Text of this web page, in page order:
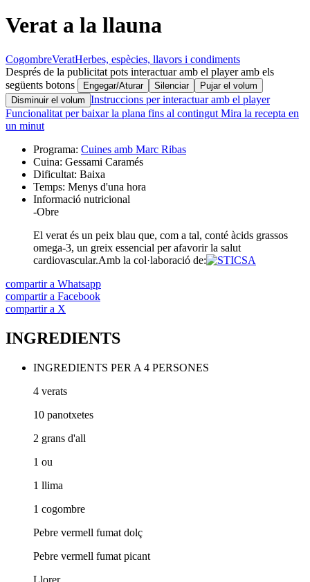
Verat a la llauna
CogombreVeratHerbes, espècies, llavors i condiments
Després de la publicitat pots interactuar amb el player amb els
següents botons
Engegar/Aturar Silenciar
Pujar el volum
Disminuir el volum Instruccions per interactuar amb el player
Funcionalitat per baixar la plana fins al contingut Mira la recepta en
un minut
Programa: Cuines amb Marc Ribas
Cuina: Gessami Caramés
Dificultat: Baixa
Temps: Menys d'una hora
Informació nutricional
-Obre
El verat és un peix blau que, com a tal, conté àcids grassos
omega-3, un greix essencial per afavorir la salut
cardiovascular.Amb la col·laboració de:
compartir a Whatsapp
compartir a Facebook
compartir a X
INGREDIENTS
INGREDIENTS PER A 4 PERSONES
4 verats
10 panotxetes
2 grans d'all
1 ou
1 llima
1 cogombre
Pebre vermell fumat dolç
Pebre vermell fumat picant
Llorer